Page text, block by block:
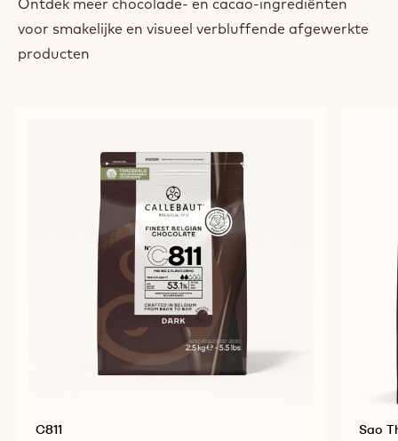
voor smakelijke en visueel verbluffende afgewerkte
producten
C811 Sao